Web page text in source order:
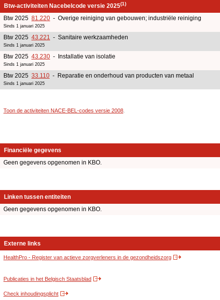
Btw-activiteiten Nacebelcode versie 2025(1)
Btw 2025 81.220 - Overige reiniging van gebouwen; industriële reiniging
Sinds 1 januari 2025
Btw 2025 43.221 - Sanitaire werkzaamheden
Sinds 1 januari 2025
Btw 2025 43.230 - Installatie van isolatie
Sinds 1 januari 2025
Btw 2025 33.110 - Reparatie en onderhoud van producten van metaal
Sinds 1 januari 2025
Toon de activiteiten NACE-BEL-codes versie 2008
Financiële gegevens
Geen gegevens opgenomen in KBO.
Linken tussen entiteiten
Geen gegevens opgenomen in KBO.
Externe links
HealthPro - Register van actieve zorgverleners in de gezondheidszorg
Publicaties in het Belgisch Staatsblad
Check inhoudingsplicht